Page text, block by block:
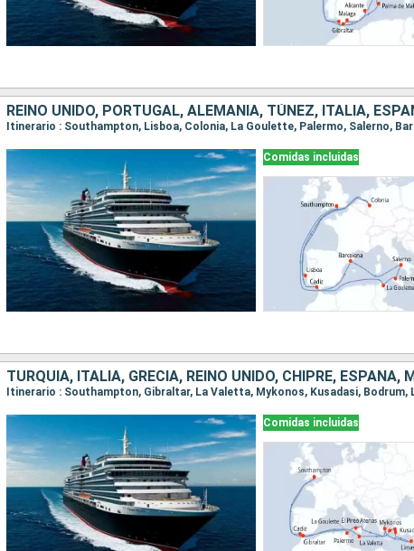
REINO UNIDO, PORTUGAL, ALEMANIA, TÚNEZ, ITALIA,
Itinerario : Southampton, Lisboa, Colonia, La Goulette, Palermo, Salerno,
Comidas incluidas
TURQUÍA, ITALIA, GRECIA, REINO UNIDO, CHIPRE, ESPAÑA,
Comidas incluidas